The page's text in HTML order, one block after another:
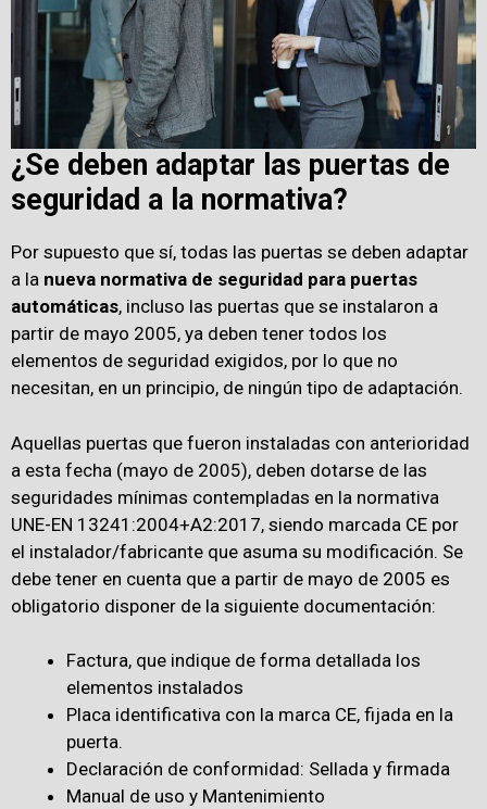
¿Se deben adaptar las puertas de
seguridad a la normativa?
Por supuesto que sí, todas las puertas se deben adaptar
a la nueva normativa de seguridad para puertas
automáticas, incluso las puertas que se instalaron a
partir de mayo 2005, ya deben tener todos los
elementos de seguridad exigidos, por lo que no
necesitan, en un principio, de ningún tipo de adaptación.
Aquellas puertas que fueron instaladas con anterioridad
a esta fecha (mayo de 2005), deben dotarse de las
seguridades mínimas contempladas en la normativa
UNE-EN 13241:2004+A2:2017, siendo marcada CE por
el instalador/fabricante que asuma su modificación. Se
debe tener en cuenta que a partir de mayo de 2005 es
obligatorio disponer de la siguiente documentación:
Factura, que indique de forma detallada los
elementos instalados
Placa identificativa con la marca CE, fijada en la
puerta.
Declaración de conformidad: Sellada y firmada
Manual de uso y Mantenimiento